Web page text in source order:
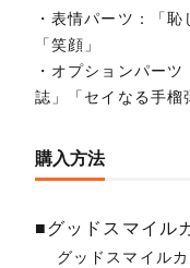
・表情パーツ：「
「笑顔」
・オプションパー
誌」「セイなる手榴
購入方法
■グッドスマイル
グッドスマイル